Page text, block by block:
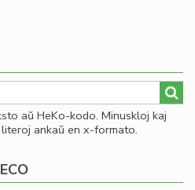
aŭ HeKo-kodo. Minuskloj kaj
ankaŭ en x-formato.